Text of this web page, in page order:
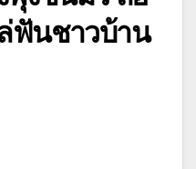
ฟันชาวบ้าน